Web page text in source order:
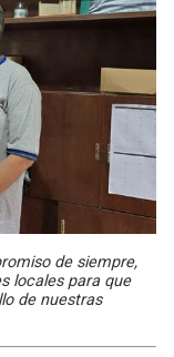
de siempre,
locales para que
de nuestras